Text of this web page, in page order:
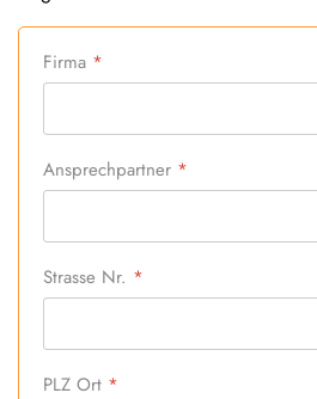
Firma *
Ansprechpartner *
Strasse Nr. *
PLZ Ort *